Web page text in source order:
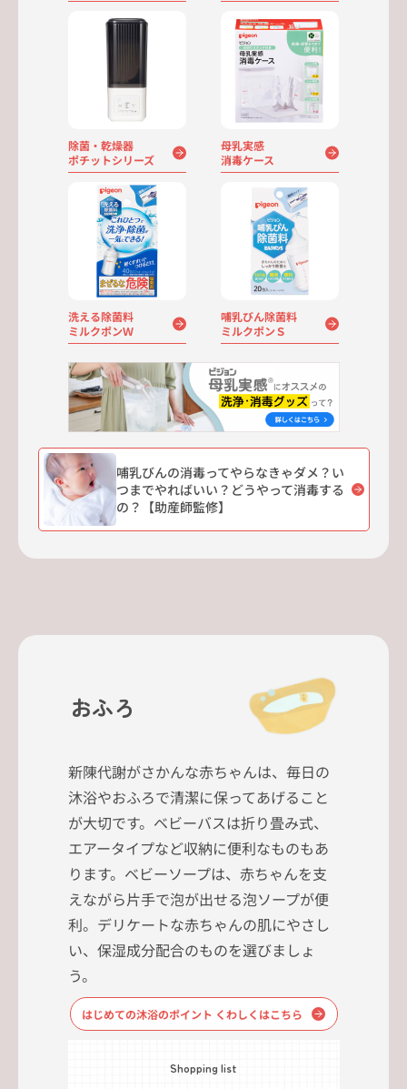
除菌・乾燥器
ポチットシリーズ
母乳実感
消毒ケース
洗える除菌料
ミルクポンＷ
哺乳びん除菌料
ミルクポンＳ
哺乳びんの消毒ってやらなきゃダメ？い
つまでやればいい？どうやって消毒する
の？【助産師監修】
おふろ
新陳代謝がさかんな赤ちゃんは、毎日の
沐浴やおふろで清潔に保ってあげること
が大切です。ベビーバスは折り畳み式、
エアータイプなど収納に便利なものもあ
ります。ベビーソープは、赤ちゃんを支
えながら片手で泡が出せる泡ソープが便
利。デリケートな赤ちゃんの肌にやさし
い、保湿成分配合のものを選びましょ
う。
はじめての沐浴のポイント くわしくはこちら
Shopping list